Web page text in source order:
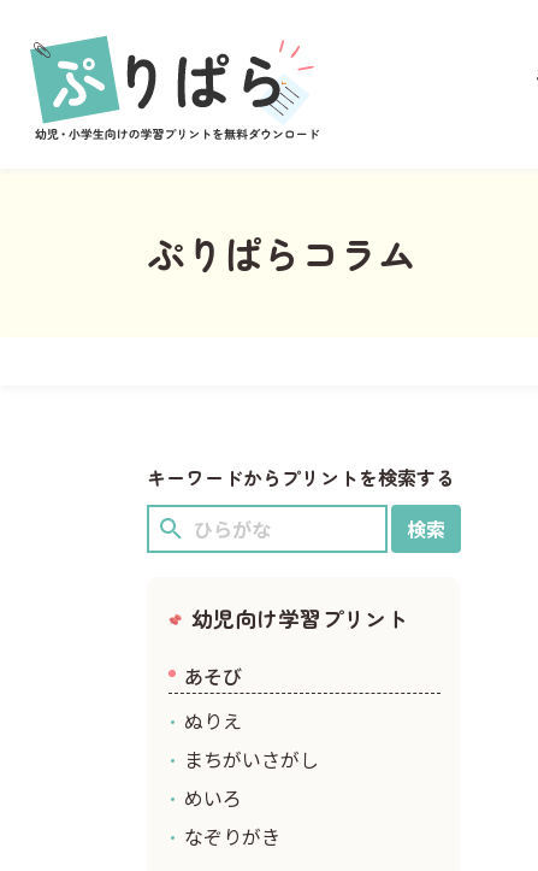
学習
計画表
イベント
ぷりぱらコラム
キーワードからプリントを検索する
幼児向け学習プリント
あそび
ぬりえ
まちがいさがし
めいろ
なぞりがき